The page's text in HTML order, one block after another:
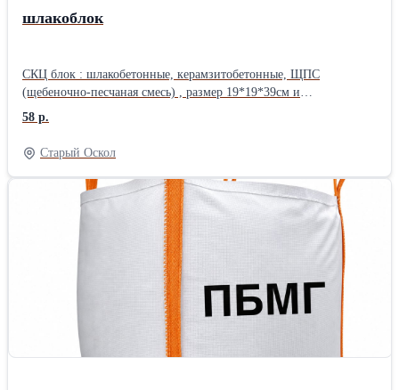
шлакоблок
СКЦ блок : шлакобетонные, керамзитобетонные, ЩПС
(щебеночно-песчаная смесь) , размер 19*19*39см и
перегородочный 12*9*39 или 9*19*39см. Фасовка разная на
поддоне, уточняйте по телефону. Авто доставка и выгрузка есть.
Звоните и быстро доставим!
58 р.
Старый Оскол